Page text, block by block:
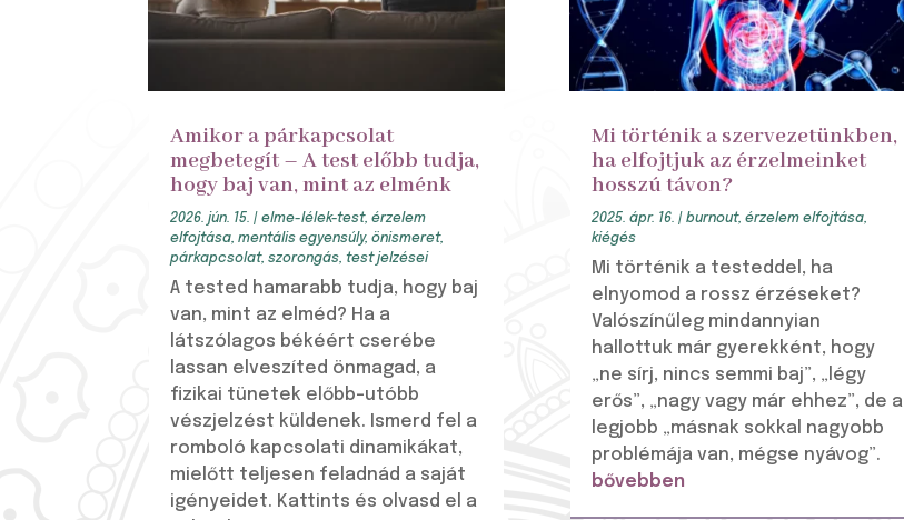
Amikor a párkapcsolat
megbetegít – A test előbb tudja,
hogy baj van, mint az elménk
2026. jún. 15. |elme-lélek-test,érzelem
elfojtása,mentális egyensúly,önismeret,
párkapcsolat,szorongás,test jelzései
A tested hamarabb tudja, hogy baj
van, mint az elméd? Ha a
látszólagos békéért cserébe
lassan elveszíted önmagad, a
fizikai tünetek előbb-utóbb
vészjelzést küldenek. Ismerd fel a
romboló kapcsolati dinamikákat,
mielőtt teljesen feladnád a saját
igényeidet. Kattints és olvasd el a
Mi történik a szervezetünkben,
ha elfojtjuk az érzelmeinket
hosszú távon?
2025. ápr. 16. | burnout, érzelem elfojtása,
kiégés
Mi történik a testeddel, ha
elnyomod a rossz érzéseket?
Valószínűleg mindannyian
hallottuk már gyerekként, hogy
„ne sírj, nincs semmi baj”, „légy
erős”, „nagy vagy már ehhez”, de a
legjobb „másnak sokkal nagyobb
problémája van, mégse nyávog”.
bővebben